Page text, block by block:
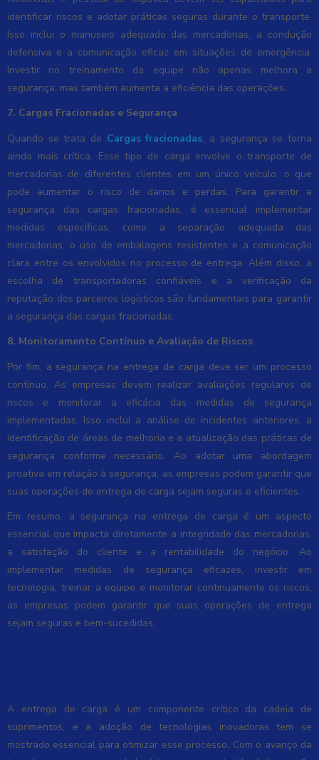
identificar riscos e adotar práticas seguras durante o transporte.
Isso inclui o manuseio adequado das mercadorias, a condução
defensiva e a comunicação eficaz em situações de emergência.
Investir no treinamento da equipe não apenas melhora a
segurança, mas também aumenta a eficiência das operações.
7. Cargas Fracionadas e Segurança
Quando se trata de Cargas fracionadas, a segurança se torna
ainda mais crítica. Esse tipo de carga envolve o transporte de
mercadorias de diferentes clientes em um único veículo, o que
pode aumentar o risco de danos e perdas. Para garantir a
segurança das cargas fracionadas, é essencial implementar
medidas específicas, como a separação adequada das
mercadorias, o uso de embalagens resistentes e a comunicação
clara entre os envolvidos no processo de entrega. Além disso, a
escolha de transportadoras confiáveis e a verificação da
reputação dos parceiros logísticos são fundamentais para garantir
a segurança das cargas fracionadas.
8. Monitoramento Contínuo e Avaliação de Riscos
Por fim, a segurança na entrega de carga deve ser um processo
contínuo. As empresas devem realizar avaliações regulares de
riscos e monitorar a eficácia das medidas de segurança
implementadas. Isso inclui a análise de incidentes anteriores, a
identificação de áreas de melhoria e a atualização das práticas de
segurança conforme necessário. Ao adotar uma abordagem
proativa em relação à segurança, as empresas podem garantir que
suas operações de entrega de carga sejam seguras e eficientes.
Em resumo, a segurança na entrega de carga é um aspecto
essencial que impacta diretamente a integridade das mercadorias,
a satisfação do cliente e a rentabilidade do negócio. Ao
implementar medidas de segurança eficazes, investir em
tecnologia, treinar a equipe e monitorar continuamente os riscos,
as empresas podem garantir que suas operações de entrega
sejam seguras e bem-sucedidas.
A entrega de carga é um componente crítico da cadeia de
suprimentos, e a adoção de tecnologias inovadoras tem se
mostrado essencial para otimizar esse processo. Com o avanço da